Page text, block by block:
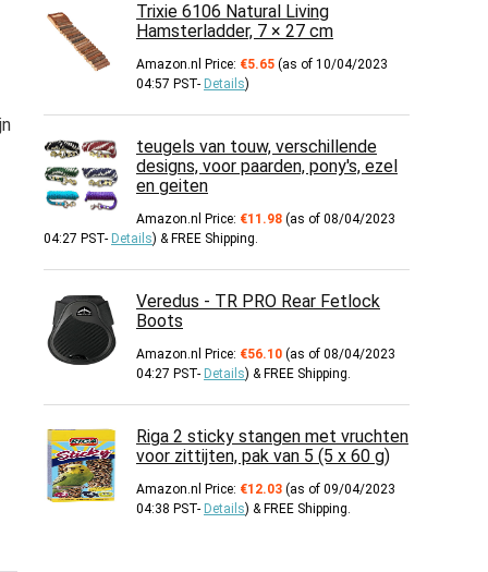
Trixie 6106 Natural Living
Hamsterladder, 7 × 27 cm
Amazon.nl Price: €5.65 (as of 10/04/2023
04:57 PST- Details)
teugels van touw, verschillende
designs, voor paarden, pony's, ezel
en geiten
Amazon.nl Price: €11.98 (as of 08/04/2023
04:27 PST- Details) & FREE Shipping.
Veredus - TR PRO Rear Fetlock
Boots
Amazon.nl Price: €56.10 (as of 08/04/2023
04:27 PST- Details) & FREE Shipping.
Riga 2 sticky stangen met vruchten
voor zittijten, pak van 5 (5 x 60 g)
Amazon.nl Price: €12.03 (as of 09/04/2023
04:38 PST- Details) & FREE Shipping.